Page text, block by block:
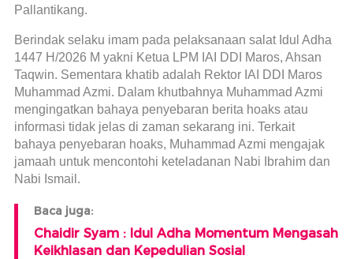
Pallantikang.
Berindak selaku imam pada pelaksanaan salat Idul Adha
1447 H/2026 M yakni Ketua LPM IAI DDI Maros, Ahsan
Taqwin. Sementara khatib adalah Rektor IAI DDI Maros
Muhammad Azmi. Dalam khutbahnya Muhammad Azmi
mengingatkan bahaya penyebaran berita hoaks atau
informasi tidak jelas di zaman sekarang ini. Terkait
bahaya penyebaran hoaks, Muhammad Azmi mengajak
jamaah untuk mencontohi keteladanan Nabi Ibrahim dan
Nabi Ismail.
Baca juga:
Chaidir Syam : Idul Adha Momentum Mengasah
Keikhlasan dan Kepedulian Sosial